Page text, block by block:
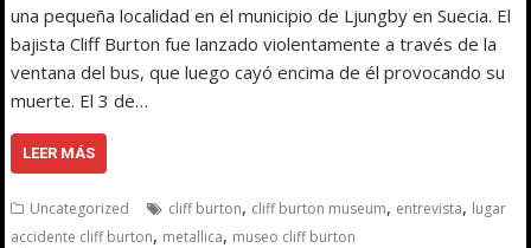
una pequeña localidad en el municipio de Ljungby en Suecia. El
bajista Cliff Burton fue lanzado violentamente a través de la
ventana del bus, que luego cayó encima de él provocando su
muerte. El 3 de…
LEER MÁS
Uncategorized cliff burton, cliff burton museum, entrevista, lugar
accidente cliff burton, metallica, museo cliff burton